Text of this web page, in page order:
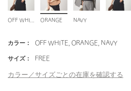
ORANGE NAVY
カラー： OFF WHITE, ORANGE, NAVY
サイズ： FREE
カラー／サイズごとの在庫を確認する